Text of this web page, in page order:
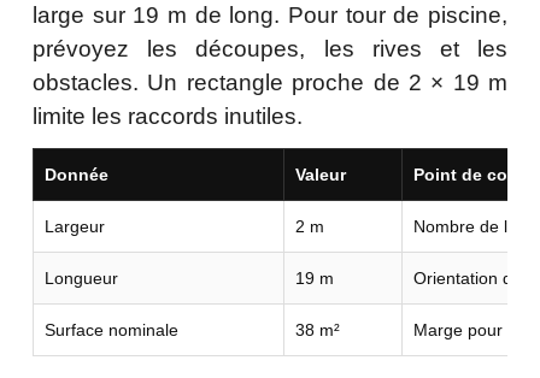
large sur 19 m de long. Pour tour de piscine,
prévoyez les découpes, les rives et les
obstacles. Un rectangle proche de 2 × 19 m
limite les raccords inutiles.
Donnée Valeur Point de
Largeur 2 m Nombre de lés
Longueur 19 m Orientation du
Surface nominale 38 m² Marge pour